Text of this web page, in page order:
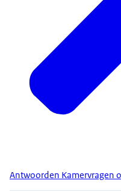
Antwoorden Kamervragen